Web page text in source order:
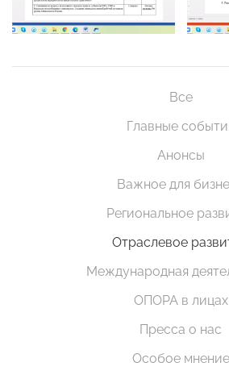
Все
Главные
Анонсы
Важное для
Региональное
Отраслевое
Международная
ОПОРА в лицах
Пресса о нас
Особое мнение